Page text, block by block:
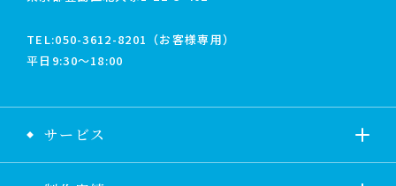
TEL:050-3612-8201（お客様専用）
平日9:30〜18:00
サービス